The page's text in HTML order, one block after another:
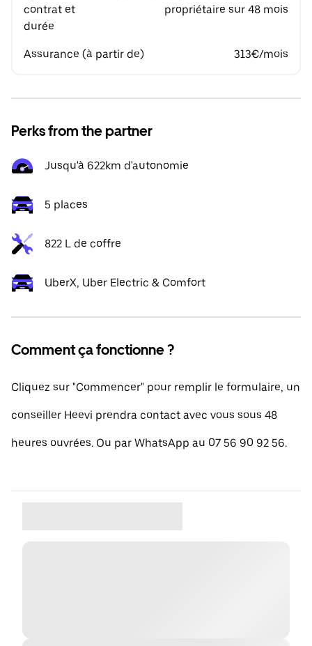
contrat et
durée
propriétaire sur 48 mois
Assurance (à partir de) 313€/mois
Perks from the partner
Jusqu'à 622km d'autonomie
5 places
822 L de coffre
UberX, Uber Electric & Comfort
Comment ça fonctionne ?
Cliquez sur "Commencer" pour remplir le formulaire, un
conseiller Heevi prendra contact avec vous sous 48
heures ouvrées. Ou par WhatsApp au 07 56 90 92 56.